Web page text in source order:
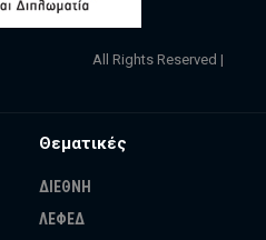
All Rights Reserved |
Θεματικές
ΔΙΕΘΝΗ
ΛΕΦΕΔ